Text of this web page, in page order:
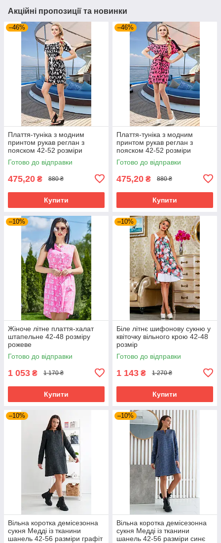
Акційні пропозиції та новинки
–46%
Плаття-туніка з модним
принтом рукав реглан з
пояском 42-52 розміри
Готово до відправки
475,20 ₴ 880 ₴
Купити
–46%
Плаття-туніка з модним
принтом рукав реглан з
пояском 42-52 розміри
Готово до відправки
475,20 ₴ 880 ₴
Купити
–10%
Жіноче літне плаття-халат
штапельне 42-48 розміру
рожеве
Готово до відправки
1 053 ₴ 1 170 ₴
Купити
–10%
Біле літнє шифонову сукню у
квіточку вільного крою 42-48
розмір
Готово до відправки
1 143 ₴ 1 270 ₴
Купити
–10%
Вільна коротка демісезонна
сукня Медді із тканини
шанель 42-56 разміри графіт
–10%
Вільна коротка демісезонна
сукня Медді із тканини
шанель 42-56 разміри синє